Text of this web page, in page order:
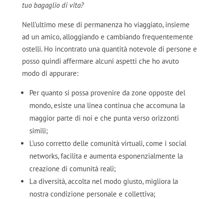
tuo bagaglio di vita?
Nell’ultimo mese di permanenza ho viaggiato, insieme
ad un amico, alloggiando e cambiando frequentemente
ostelli. Ho incontrato una quantità notevole di persone e
posso quindi affermare alcuni aspetti che ho avuto
modo di appurare:
Per quanto si possa provenire da zone opposte del
mondo, esiste una linea continua che accomuna la
maggior parte di noi e che punta verso orizzonti
simili;
L’uso corretto delle comunità virtuali, come i social
networks, facilita e aumenta esponenzialmente la
creazione di comunità reali;
La diversità, accolta nel modo giusto, migliora la
nostra condizione personale e collettiva;